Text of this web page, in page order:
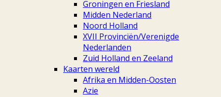
Groningen en Friesland
Midden Nederland
Noord Holland
XVII Provinciën/Verenigde
Nederlanden
Zuid Holland en Zeeland
Kaarten wereld
Afrika en Midden-Oosten
Azie